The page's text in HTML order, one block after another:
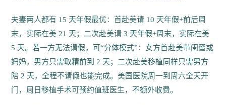
夫妻两人都有 15 天年假最优：首赴美请 10 天年假+前后周
末，实际在美 21 天；二次赴美请 3 天年假+周末，实际在美
5 天。若一方无法请假，可“分体模式”：女方首赴美带闺蜜或
妈妈，男方只需取精前到 2 天；二次赴美移植同样只需男方
陪 2 天，全程不请假也能完成。美国医院周一到周六全天开
门，周日移植手术可预约值班医生，不额外收费。